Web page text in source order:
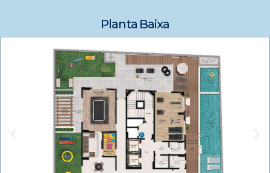
Planta Baixa